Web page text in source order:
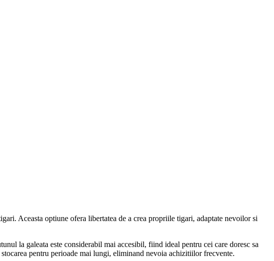
Aceasta optiune ofera libertatea de a crea propriile tigari, adaptate nevoilor si
la galeata este considerabil mai accesibil, fiind ideal pentru cei care doresc sa
pentru perioade mai lungi, eliminand nevoia achizitiilor frecvente.